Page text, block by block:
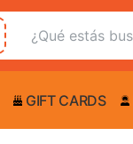
GIFT CARDS